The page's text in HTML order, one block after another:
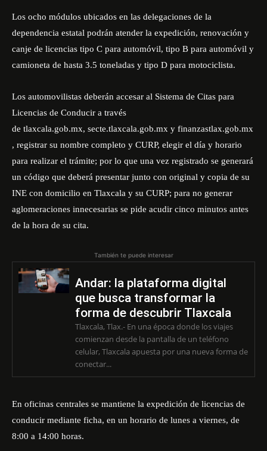
Los ocho módulos ubicados en las delegaciones de la
dependencia estatal podrán atender la expedición, renovación y
canje de licencias tipo C para automóvil, tipo B para automóvil y
camioneta de hasta 3.5 toneladas y tipo D para motociclista.
Los automovilistas deberán accesar al Sistema de Citas para
Licencias de Conducir a través
de tlaxcala.gob.mx, secte.tlaxcala.gob.mx y finanzastlax.gob.mx
, registrar su nombre completo y CURP, elegir el día y horario
para realizar el trámite; por lo que una vez registrado se generará
un código que deberá presentar junto con original y copia de su
INE con domicilio en Tlaxcala y su CURP; para no generar
aglomeraciones innecesarias se pide acudir cinco minutos antes
de la hora de su cita.
También te puede interesar
Andar: la plataforma digital
que busca transformar la
forma de descubrir Tlaxcala
Tlaxcala, Tlax.- En una época donde los viajes
comienzan desde la pantalla de un teléfono
celular, Tlaxcala apuesta por una nueva forma de
conectar...
En oficinas centrales se mantiene la expedición de licencias de
conducir mediante ficha, en un horario de lunes a viernes, de
8:00 a 14:00 horas.